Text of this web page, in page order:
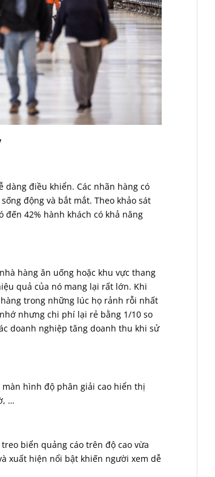
điều khiển. Các nhãn hàng có
động và bắt mắt. Theo khảo sát
42% hành khách có khả năng
hàng ăn uống hoặc khu vực thang
quả của nó mang lại rất lớn. Khi
trong những lúc họ rảnh rỗi nhất
nhưng chi phí lại rẻ bằng 1/10 so
doanh nghiệp tăng doanh thu khi sử
hình độ phân giải cao hiển thị
…
biển quảng cáo trên độ cao vừa
xuất hiện nổi bật khiến người xem dễ